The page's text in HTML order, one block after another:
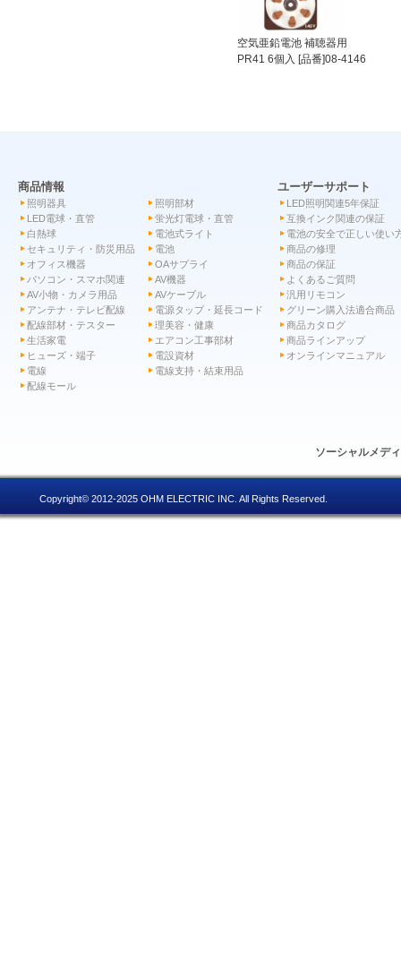
空気亜鉛電池 補聴器用
PR41 6個入 [品番]08-4146
商品情報
照明器具
照明部材
LED電球・直管
蛍光灯電球・直管
白熱球
電池式ライト
セキュリティ・防災用品
電池
オフィス機器
OAサプライ
パソコン・スマホ関連
AV機器
AV小物・カメラ用品
AVケーブル
アンテナ・テレビ配線
電源タップ・延長コード
配線部材・テスター
理美容・健康
生活家電
エアコン工事部材
ヒューズ・端子
電設資材
電線
電線支持・結束用品
配線モール
ユーザーサポート
LED照明関連5年保証
互換インク関連の保証
電池の安全で正しい使い
商品の修理
商品の保証
よくあるご質問
汎用リモコン
グリーン購入法適合商品
商品カタログ
商品ラインアップ
オンラインマニュアル
ソーシャルメデ
Copyright© 2012-2025 OHM ELECTRIC INC. All Rights Reserved.